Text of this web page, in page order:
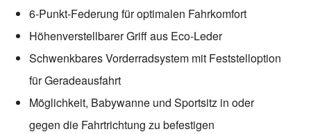
6-Punkt-Federung für optimalen Fahrkomfort
Höhenverstellbarer Griff aus Eco-Leder
Schwenkbares Vorderradsystem mit Feststelloption
für Geradeausfahrt
Möglichkeit, Babywanne und Sportsitz in oder
gegen die Fahrtrichtung zu befestigen